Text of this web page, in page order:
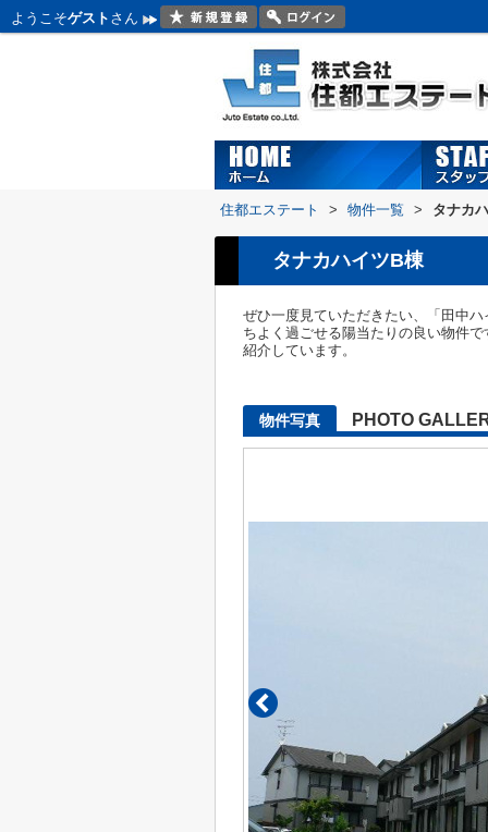
ようこそゲスト さん
住都エステート > 物件一覧 > タナカ
タナカハイツB棟
ぜひ一度見ていただきたい、「田中
ちよく過ごせる陽当たりの良い物件
紹介しています。
物件写真 PHOTO